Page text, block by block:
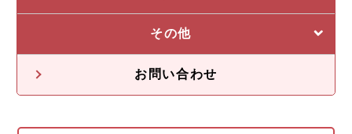
収益物件一覧
不動産投資の流れ
売却に強い5つの理由
不動産無料査定
その他
オーナー様の声
お問い合わせ